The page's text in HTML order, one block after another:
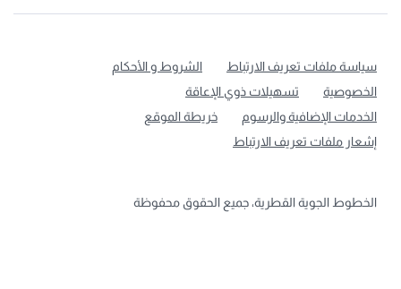
سياسة ملفات تعريف الارتباط
الشروط و الأحكام
الخصوصية
تسهيلات ذوي الإعاقة
الخدمات الإضافية والرسوم
خريطة الموقع
إشعار ملفات تعريف الارتباط
الخطوط الجوية القطرية، جميع الحقوق محفوظة